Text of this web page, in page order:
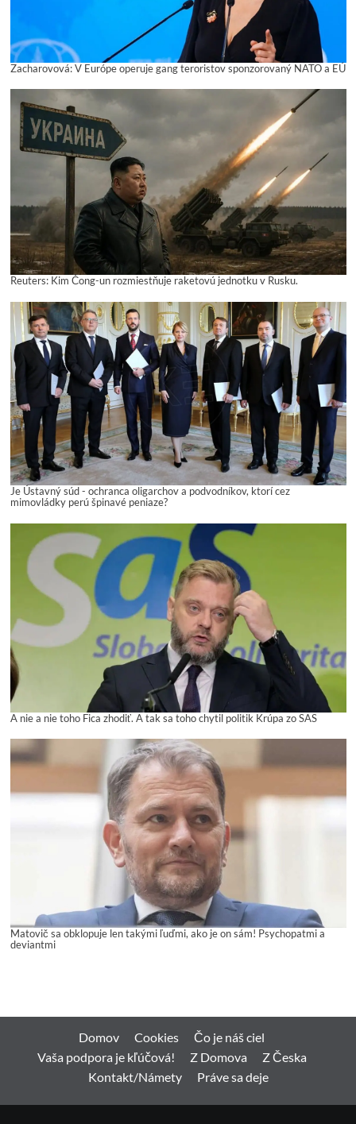
Zacharovová: V Európe operuje gang teroristov sponzorovaný NATO a EÚ
Reuters: Kim Čong-un rozmiestňuje raketovú jednotku v Rusku.
Je Ústavný súd - ochranca oligarchov a podvodníkov, ktorí cez
mimovládky perú špinavé peniaze?
A nie a nie toho Fica zhodiť. A tak sa toho chytil politik Krúpa zo SAS
Matovič sa obklopuje len takými ľuďmi, ako je on sám! Psychopatmi a
deviantmi
Domov Cookies
Čo je náš ciel
Vaša podpora je kľúčová!
Z Domova
Z Česka
Kontakt/Námety
Práve sa deje